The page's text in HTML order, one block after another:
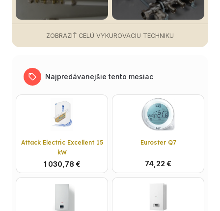
ZOBRAZIŤ CELÚ VYKUROVACIU TECHNIKU
Najpredávanejšie tento mesiac
Attack Electric Excellent 15
kW
1 030,78 €
Euroster Q7
74,22 €